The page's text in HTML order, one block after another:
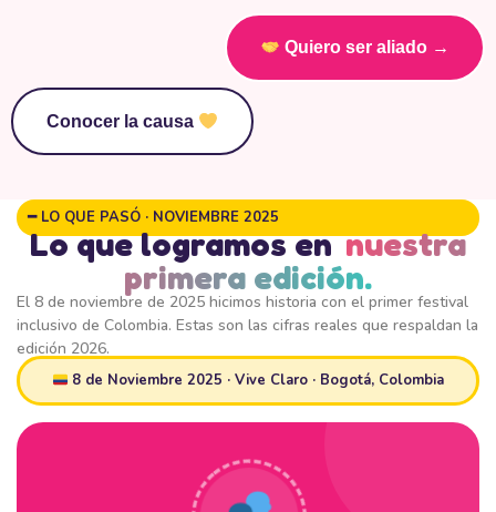
Quiero ser aliado →
Conocer la causa
━ LO QUE PASÓ · NOVIEMBRE 2025
Lo que logramos en nuestra
primera edición.
El 8 de noviembre de 2025 hicimos historia con el primer festival
inclusivo de Colombia. Estas son las cifras reales que respaldan la
edición 2026.
8 de Noviembre 2025 · Vive Claro · Bogotá, Colombia